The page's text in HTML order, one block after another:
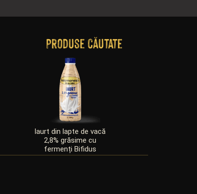
Produse căutate
Iaurt din lapte de vacă
2,8% grăsime cu
fermenți Bifidus